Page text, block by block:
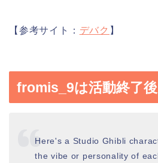
【参考サイト： デバク 】
fromis_9は活動終了
Here's a Studio Ghibli
the vibe or personality of